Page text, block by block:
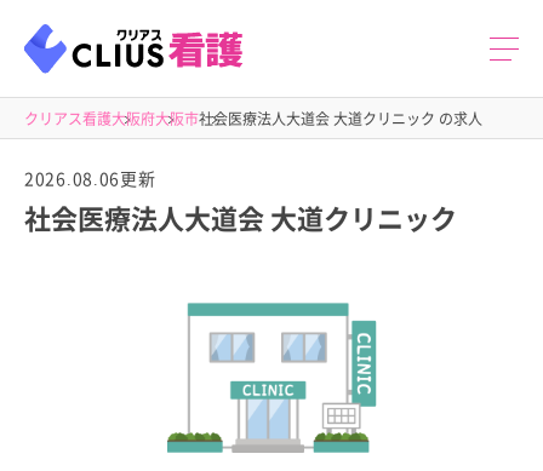
クリアス看護大阪府大阪市社会医療法人大道会 大道クリニック の求人
2026.08.06更新
社会医療法人大道会 大道クリニック